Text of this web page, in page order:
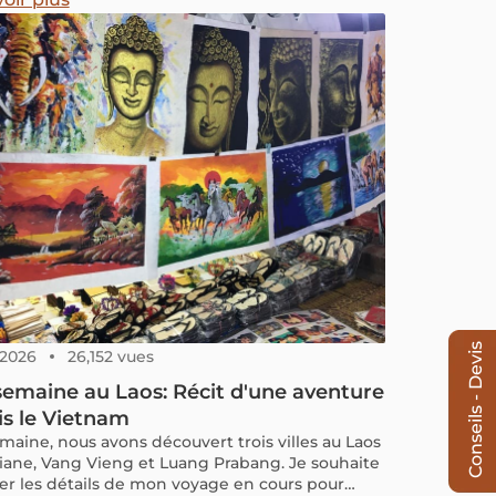
26,152 vues
au Laos: Récit d'une aventure
le Vietnam
nous avons découvert trois villes au Laos
Vang Vieng et Luang Prabang. Je souhaite
les détails de mon voyage en cours pour
Conseils - Devis